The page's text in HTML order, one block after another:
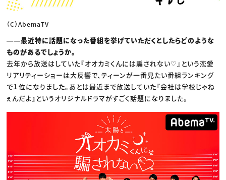
（C）AbemaTV
――最近特に話題になった番組を挙げていただくとしたらどのような
ものがあるでしょうか。
去年から放送はしていた『オオカミくんには騙されない♡』という恋愛
リアリティーショーは大反響で、ティーンが一番見たい番組ランキング
で１位になりました。あとは最近まで放送していた『会社は学校じゃね
ぇんだよ』というオリジナルドラマがすごく話題になりました。